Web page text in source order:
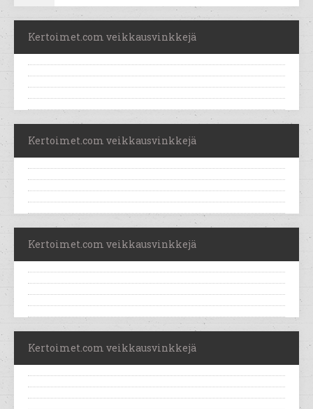
Kertoimet.com veikkausvinkkejä
Kertoimet.com veikkausvinkkejä
Kertoimet.com veikkausvinkkejä
Kertoimet.com veikkausvinkkejä